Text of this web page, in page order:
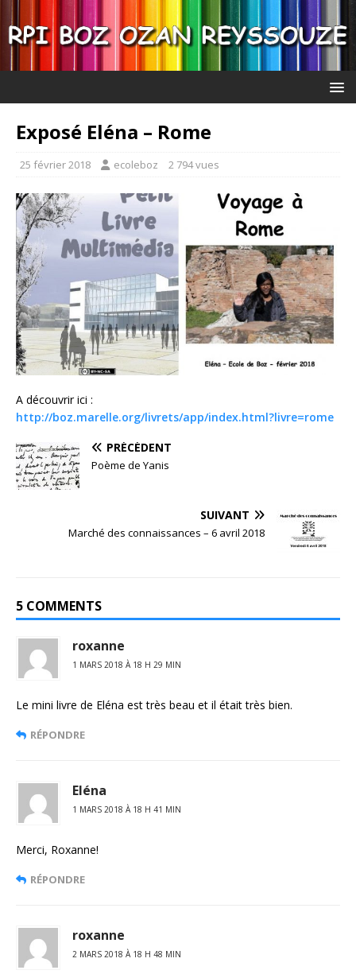
Exposé Eléna – Rome
25 février 2018 ecoleboz 2 794 vues
A découvrir ici :
http://boz.marelle.org/livrets/app/index.html?livre=rome
PRÉCÉDENT
Poème de Yanis
SUIVANT
Marché des connaissances – 6 avril 2018
5 COMMENTS
roxanne
1 MARS 2018 À 18 H 29 MIN
Le mini livre de Eléna est très beau et il était très bien.
RÉPONDRE
Eléna
1 MARS 2018 À 18 H 41 MIN
Merci, Roxanne!
RÉPONDRE
roxanne
2 MARS 2018 À 18 H 48 MIN